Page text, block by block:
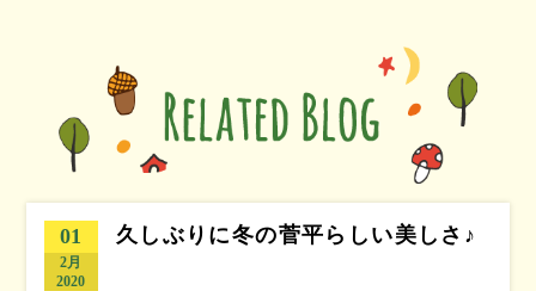
01
2月
2020
久しぶりに冬の菅平らしい美しさ♪